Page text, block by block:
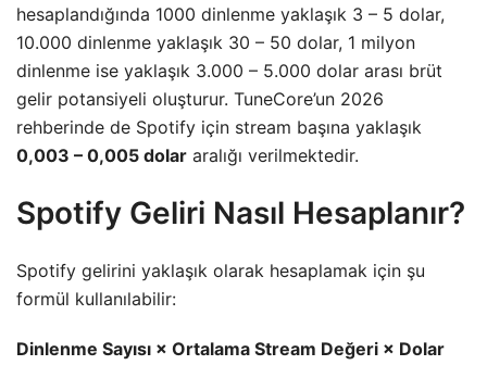
hesaplandığında 1000 dinlenme yaklaşık 3 – 5 dolar,
10.000 dinlenme yaklaşık 30 – 50 dolar, 1 milyon
dinlenme ise yaklaşık 3.000 – 5.000 dolar arası brüt
gelir potansiyeli oluşturur. TuneCore’un 2026
rehberinde de Spotify için stream başına yaklaşık
0,003 – 0,005 dolar aralığı verilmektedir.
Spotify Geliri Nasıl Hesaplanır?
Spotify gelirini yaklaşık olarak hesaplamak için şu
formül kullanılabilir:
Dinlenme Sayısı × Ortalama Stream Değeri × Dolar